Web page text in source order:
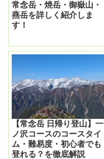
常念岳・焼岳・御嶽山・
燕岳を詳しく紹介しま
す！
【常念岳 日帰り登山】一
ノ沢コースのコースタイ
ム・難易度・初心者でも
登れる？を徹底解説